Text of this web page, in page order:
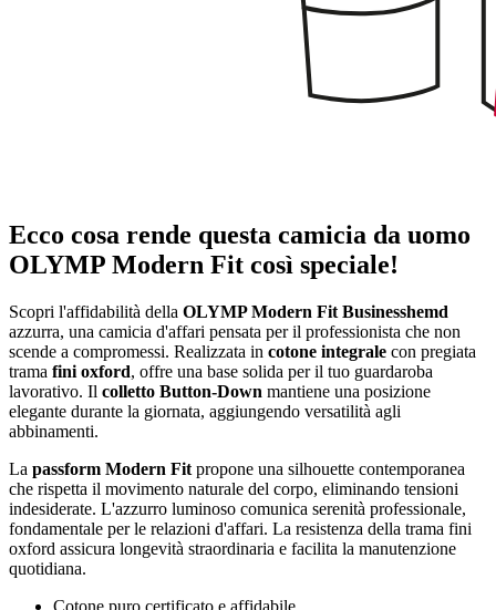
Ecco cosa rende questa camicia da uomo
OLYMP Modern Fit così speciale!
Scopri l'affidabilità della OLYMP Modern Fit Businesshemd
azzurra, una camicia d'affari pensata per il professionista che non
scende a compromessi. Realizzata in cotone integrale con pregiata
trama fini oxford, offre una base solida per il tuo guardaroba
lavorativo. Il colletto Button-Down mantiene una posizione
elegante durante la giornata, aggiungendo versatilità agli
abbinamenti.
La passform Modern Fit propone una silhouette contemporanea
che rispetta il movimento naturale del corpo, eliminando tensioni
indesiderate. L'azzurro luminoso comunica serenità professionale,
fondamentale per le relazioni d'affari. La resistenza della trama fini
oxford assicura longevità straordinaria e facilita la manutenzione
quotidiana.
Cotone puro certificato e affidabile